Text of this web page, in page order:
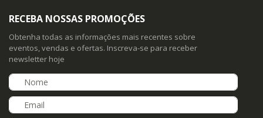
RECEBA NOSSAS PROMOÇÕES
Obtenha todas as informações mais recentes sobre
eventos, vendas e ofertas. Inscreva-se para receber
newsletter hoje